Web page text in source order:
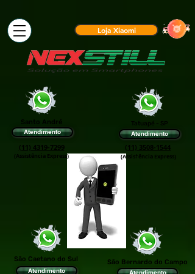
Loja Xiaomi
Santo André
Atendimento
(11) 4319-7299
(Assistência Express)
Tatuapé - SP
Atendimento
(11) 3508-1544
(Assis†ência Express)
São Bernardo do Campo
Atendimento
São Caetano do Sul
Atendimento